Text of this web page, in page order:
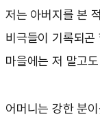
저는 아버지를 본
비극들이 기록되
마을에는 저 말고
어머니는 강한 분